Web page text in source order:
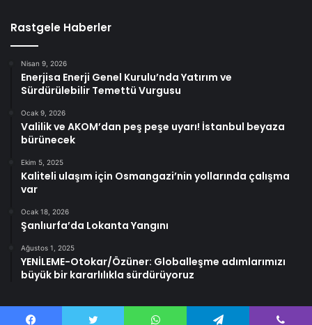
Rastgele Haberler
Nisan 9, 2026
Enerjisa Enerji Genel Kurulu’nda Yatırım ve
Sürdürülebilir Temettü Vurgusu
Ocak 9, 2026
Valilik ve AKOM’dan peş peşe uyarı! İstanbul beyaza
bürünecek
Ekim 5, 2025
Kaliteli ulaşım için Osmangazi’nin yollarında çalışma
var
Ocak 18, 2026
Şanlıurfa’da Lokanta Yangını
Ağustos 1, 2025
YENİLEME-Otokar/Özüner: Globalleşme adımlarımızı
büyük bir kararlılıkla sürdürüyoruz